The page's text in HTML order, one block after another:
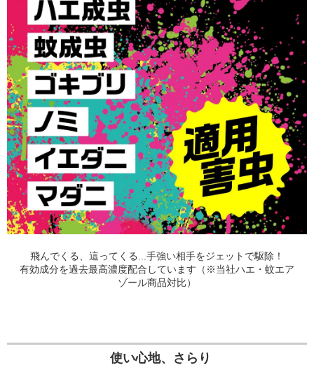
飛んでくる、這ってくる...手強い相手をジェットで駆除！
有効成分を過去最高濃度配合しています（※当社ハエ・蚊エア
ゾール商品対比）
使い心地、さらり